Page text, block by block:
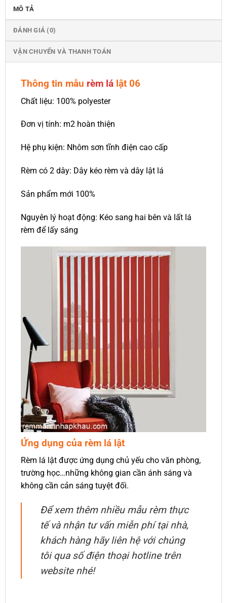
MÔ TẢ
ĐÁNH GIÁ (0)
VẬN CHUYỂN VÀ THANH TOÁN
Thông tin mẫu rèm lá lật 06
Chất liệu: 100% polyester
Đơn vị tính: m2 hoàn thiện
Hệ phụ kiện: Nhôm sơn tĩnh điện cao cấp
Rèm có 2 dây: Dây kéo rèm và dây lật lá
Sản phẩm mới 100%
Nguyên lý hoạt động: Kéo sang hai bên và lất lá
rèm để lấy sáng
Ứng dụng của rèm lá lật
Rèm lá lật được ứng dụng chủ yếu cho văn phòng,
trường học…những không gian cần ánh sáng và
không cần cản sáng tuyệt đối.
Để xem thêm nhiều mẫu rèm thực
tế và nhận tư vấn miễn phí tại nhà,
khách hàng hãy liên hệ với chúng
tôi qua số điện thoại hotline trên
website nhé!